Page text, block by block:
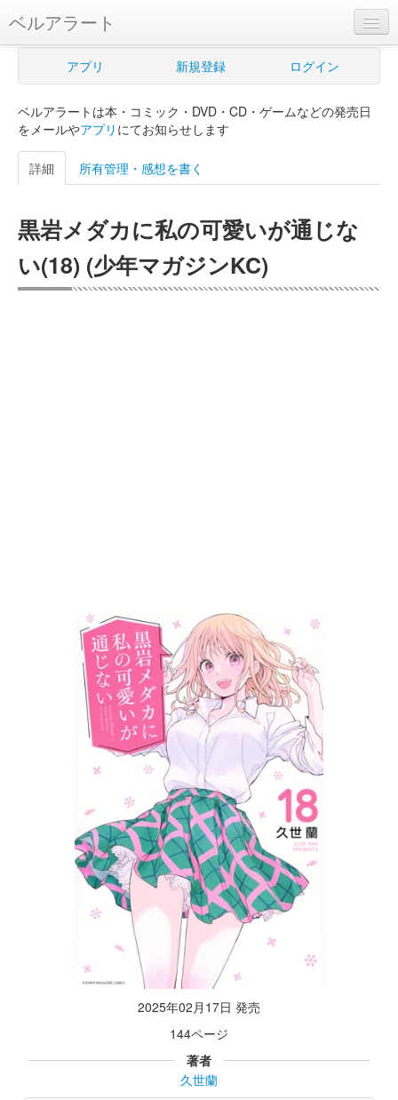
ベルアラート
ベルアラートとは
新規登録
ログイン
購入管理
Myシェルフ
アプリ 新規登録 ログイン
ベルアラートは本・コミック・DVD・CD・ゲームなどの発売日
をメールやアプリ にてお知らせします
詳細 所有管理・感想を書く
黒岩メダカに私の可愛いが通じな
い(18) (少年マガジンKC)
2025年02月17日 発売
144ページ
著者
久世蘭